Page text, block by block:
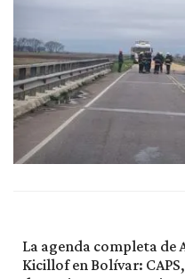
La agenda completa de
Kicillof en Bolívar: